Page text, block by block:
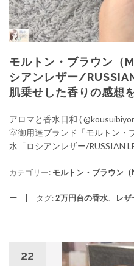
モルトン・ブラウン（
シアンレザー/
肌乗せした香りの感想
アロマと香水日和 (
室御用達ブランド「モルトン・
水「ロシアンレザー/RUSSIAN
カテゴリー: モルトン・ブラウン
ー タグ:2万円台の香水 レ
22